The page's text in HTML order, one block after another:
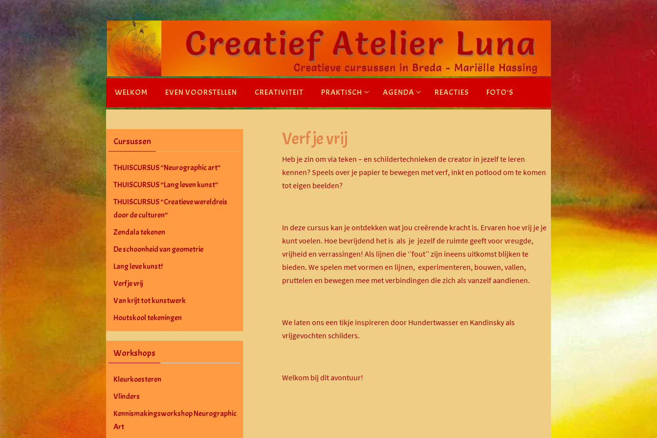
Ga
inhoud
naar
de
WELKOM EVEN VOORSTELLEN CREATIVITEIT PRAKTISCH AGENDA REACTIES FOTO’S
Verf je vrij
Heb je zin om via teken – en schildertechnieken de creator in jezelf te leren
kennen? Speels over je papier te bewegen met verf, inkt en potlood om te komen
tot eigen beelden?
In deze cursus kan je ontdekken wat jou creërende kracht is. Ervaren hoe vrij je je
kunt voelen. Hoe bevrijdend het is als je jezelf de ruimte geeft voor vreugde,
vrijheid en verrassingen! Als lijnen die ‘’fout’’ zijn ineens uitkomst blijken te
bieden. We spelen met vormen en lijnen, experimenteren, bouwen, vallen,
pruttelen en bewegen mee met verbindingen die zich als vanzelf aandienen.
We laten ons een tikje inspireren door Hundertwasser en Kandinsky als
vrijgevochten schilders.
Welkom bij dit avontuur!
Cursussen
THUISCURSUS “Neurographic art”
THUISCURSUS “Lang leven kunst”
THUISCURSUS “Creatieve wereldreis
door de culturen”
Zendala tekenen
De schoonheid van geometrie
Lang leve kunst!
Verf je vrij
Van krijt tot kunstwerk
Houtskool tekeningen
Workshops
Kleurkoesteren
Vlinders
Kennismakingsworkshop Neurographic
Art